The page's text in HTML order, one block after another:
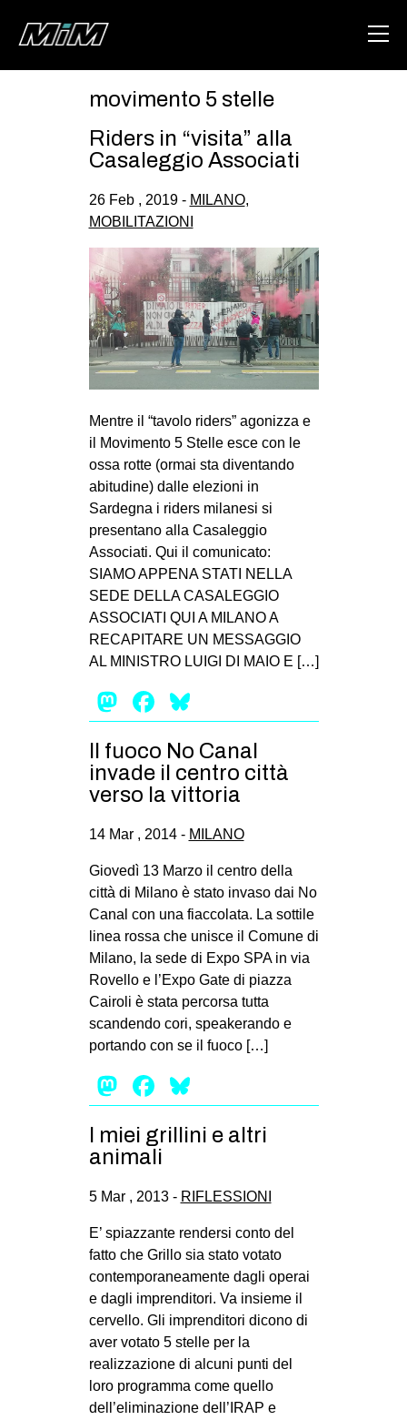
ABOUT
AREA
DEGENERAZIONE
GAZA FREESTYLE
CSOA LAMBRETTA
MSM
STUDENTI TSUNAMI
MILANO
MOBILITAZIONI
SPAZI
SPORT POPOLARE
MOVIMENTI
AMBIENTE
ANTIFASCISMO
DIRITTO ALL’ABITARE
MIGRAZIONI
REPRESSIONE
STUDENTI
CULTURE
ARTE
CINEMA
MUSICA
RECENSIONI
INTERNAZIONALE
AMERICHE
EVENTI
Fb
tw
bsky
movimento 5 stelle
Riders in “visita” alla
Casaleggio Associati
26 Feb , 2019 - MILANO,
MOBILITAZIONI
Mentre il “tavolo riders” agonizza e
il Movimento 5 Stelle esce con le
ossa rotte (ormai sta diventando
abitudine) dalle elezioni in
Sardegna i riders milanesi si
presentano alla Casaleggio
Associati. Qui il comunicato:
SIAMO APPENA STATI NELLA
SEDE DELLA CASALEGGIO
ASSOCIATI QUI A MILANO A
RECAPITARE UN MESSAGGIO
AL MINISTRO LUIGI DI MAIO E […]
Mastodon
Facebook
Il fuoco No Canal
invade il centro città
verso la vittoria
14 Mar , 2014 - MILANO
Giovedì 13 Marzo il centro della
città di Milano è stato invaso dai No
Canal con una fiaccolata. La sottile
linea rossa che unisce il Comune di
Milano, la sede di Expo SPA in via
Rovello e l’Expo Gate di piazza
Cairoli è stata percorsa tutta
scandendo cori, speakerando e
portando con se il fuoco […]
Mastodon
Facebook
I miei grillini e altri
animali
5 Mar , 2013 - RIFLESSIONI
E’ spiazzante rendersi conto del
fatto che Grillo sia stato votato
contemporaneamente dagli operai
e dagli imprenditori. Va insieme il
cervello. Gli imprenditori dicono di
aver votato 5 stelle per la
realizzazione di alcuni punti del
loro programma come quello
dell’eliminazione dell’IRAP e